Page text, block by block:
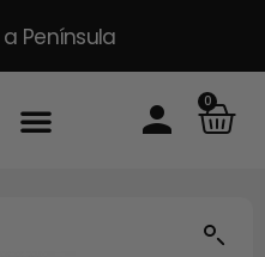
a Península
0